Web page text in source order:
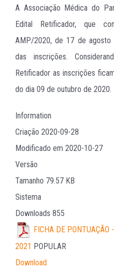
A Associação Médica do
Edital Retificador, que
AMP/2020, de 17 de agosto
das inscrições.
Retificador as inscrições
do dia 09 de outubro de 2020.
Information
Criação 2020-09-28
Modificado em 2020-10-27
Versão
Tamanho 79.57 KB
Sistema
Downloads 855
FICHA DE
2021 POPULAR
Download